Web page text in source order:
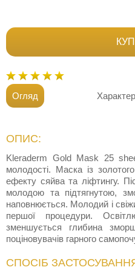
Огляд
ОПИС:
Kleraderm Gold Mask 25
молодості. Маска із
ефекту сяйва та ліфтингу.
молодою та підтягнутою,
наповнюється. Молодий і
першої процедури.
зменшується глибина
поціновувачів гарного
СПОСІБ